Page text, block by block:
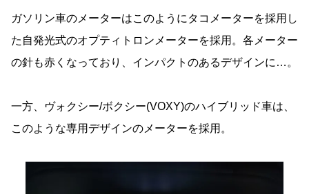
ガソリン車のメーターはこのようにタコメーターを採用し
た自発光式のオプティトロンメーターを採用。各メーター
の針も赤くなっており、インパクトのあるデザインに…。
一方、ヴォクシー/ボクシー(VOXY)のハイブリッド車は、
このような専用デザインのメーターを採用。